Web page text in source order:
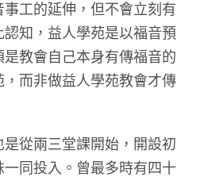
工的延伸，但不會立刻有
知，益人學苑是以福音預
教會自己本身有傳福音的
而非做益人學苑教會才傳
從兩三堂課開始，開設初
同投入。曾最多時有四十